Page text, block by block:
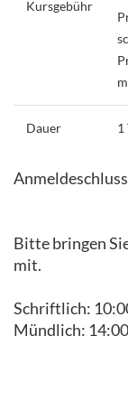
Kursgebühr
Dauer 1
Bitte bringen
mit.
Schriftlich:
Mündlich: